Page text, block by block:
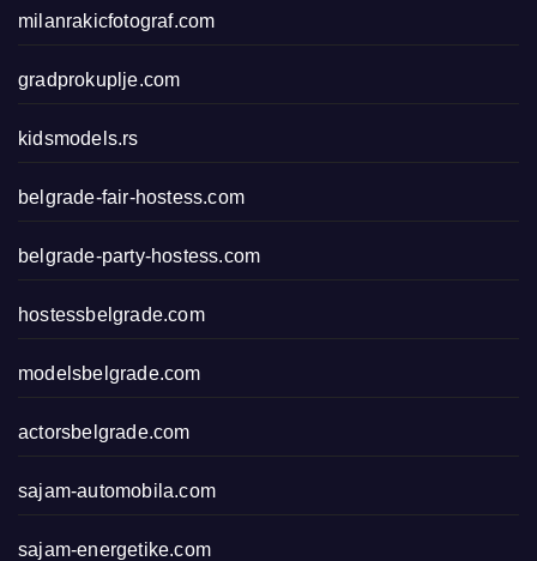
milanrakicfotograf.com
gradprokuplje.com
kidsmodels.rs
belgrade-fair-hostess.com
belgrade-party-hostess.com
hostessbelgrade.com
modelsbelgrade.com
actorsbelgrade.com
sajam-automobila.com
sajam-energetike.com